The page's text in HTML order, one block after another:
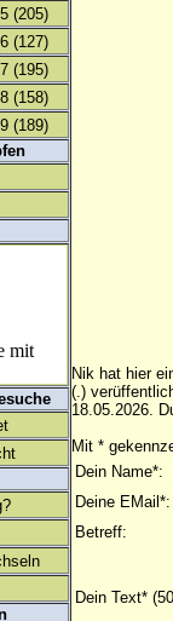
(205)
(127)
(195)
(158)
(189)
mit
Nik hat hier
(.)
18.05.2026.
Mit *
Dein Name*:
Deine EMail*:
Betreff:
Dein Text*